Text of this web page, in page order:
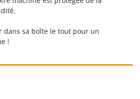
dans sa boîte le tout pour un
!